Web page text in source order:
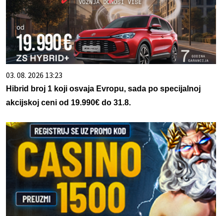
03. 08. 2026 13:23
Hibrid broj 1 koji osvaja Evropu, sada po specijalnoj
akcijskoj ceni od 19.990€ do 31.8.